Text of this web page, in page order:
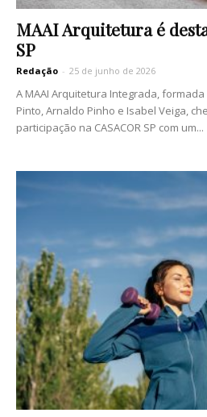
MAAI Arquitetura é
SP
Redação - 25 de junho de 2026
A MAAI Arquitetura Integrada,
Pinto, Arnaldo Pinho e Isabel Veiga,
participação na CASACOR SP com um...